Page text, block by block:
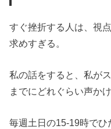
すぐ挫折する人は、視
求めすぎる。
私の話をすると、私が
までにどれぐらい声か
毎週土日の15-19時で